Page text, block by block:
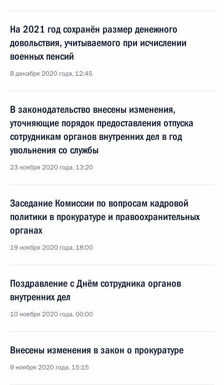
На 2021 год сохранён размер денежного
довольствия, учитываемого при исчислении
военных пенсий
8 декабря 2020 года, 12:45
В законодательство внесены изменения,
уточняющие порядок предоставления отпуска
сотрудникам органов внутренних дел в год
увольнения со службы
23 ноября 2020 года, 13:20
Заседание Комиссии по вопросам кадровой
политики в прокуратуре и правоохранительных
органах
19 ноября 2020 года, 18:00
Поздравление с Днём сотрудника органов
внутренних дел
10 ноября 2020 года, 00:00
Внесены изменения в закон о прокуратуре
9 ноября 2020 года, 15:15